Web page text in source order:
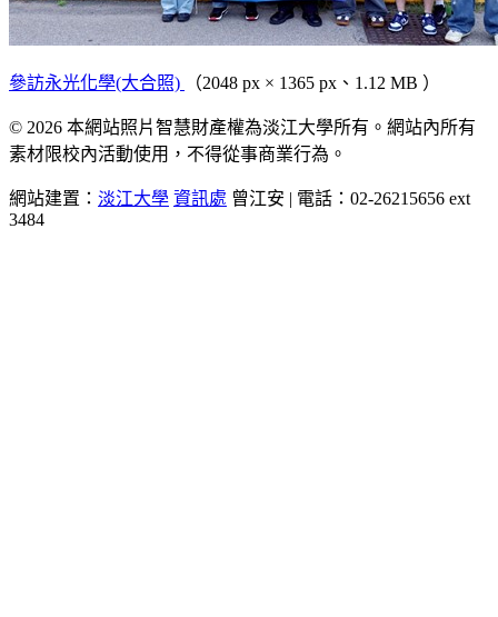
參訪永光化學(大合照) （2048 px × 1365 px、1.12 MB ）
© 2026 本網站照片智慧財產權為淡江大學所有。網站內所有
素材限校內活動使用，不得從事商業行為。
網站建置： 淡江大學 資訊處 曾江安 | 電話：02-26215656 ext
3484